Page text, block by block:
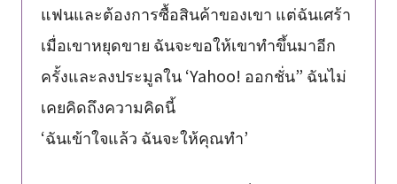
แฟนและต้องการซื้อสินค้าของเขา แต่ฉันเศร้า
เมื่อเขาหยุดขาย ฉันจะขอให้เขาทำขึ้นมาอีก
ครั้งและลงประมูลใน ‘Yahoo! ออกชั่น” ฉันไม่
เคยคิดถึงความคิดนี้
‘ฉันเข้าใจแล้ว ฉันจะให้คุณทำ’